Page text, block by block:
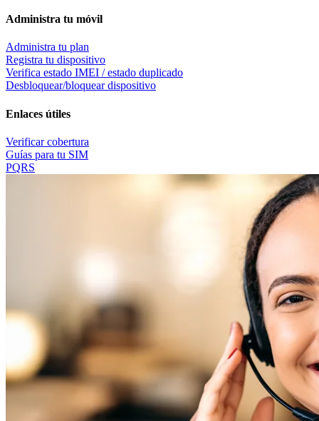
Administra tu móvil
Administra tu plan
Registra tu dispositivo
Verifica estado IMEI / estado duplicado
Desbloquear/bloquear dispositivo
Enlaces útiles
Verificar cobertura
Guías para tu SIM
PQRS